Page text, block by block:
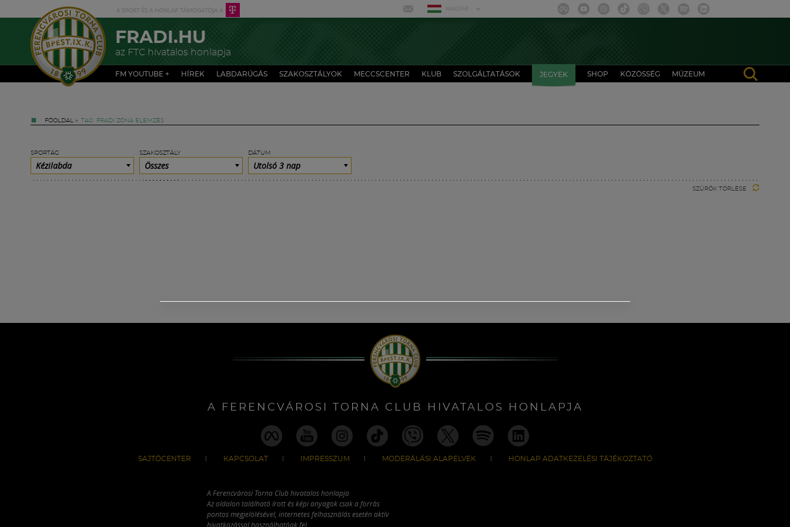
MAGYAR
FRADI.HU
az FTC hivatalos honlapja
FM YOUTUBE + HÍREK LABDARÚGÁS SZAKOSZTÁLYOK MECCSCENTER KLUB SZOLGÁLTATÁSOK JEGYEK SHOP KÖZÖSSÉG MÚZEUM
FŐOLDAL » TAG: FRADI ZÓNA ELEMZÉS
SPORTÁG
Kézilabda
SZAKOSZTÁLY
Összes
DÁTUM
Utolsó 3 nap
SZŰRŐK TÖRLÉSE
A FERENCVÁROSI TORNA CLUB HIVATALOS HONLAPJA
SAJTÓCENTER KAPCSOLAT IMPRESSZUM MODERÁLÁSI ALAPELVEK HONLAP ADATKEZELÉSI TÁJÉKOZTATÓ
A Ferencvárosi Torna Club hivatalos honlapja
Az oldalon található írott és képi anyagok csak a forrás
pontos megjelölésével, internetes felhasználás esetén aktív
hivatkozással használhatóak fel.